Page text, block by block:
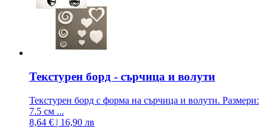
Текстурен борд - сърчица и волути
Текстурен борд с форма на сърчица и волути. Размери:
7.5 см ...
8,64 € | 16,90 лв